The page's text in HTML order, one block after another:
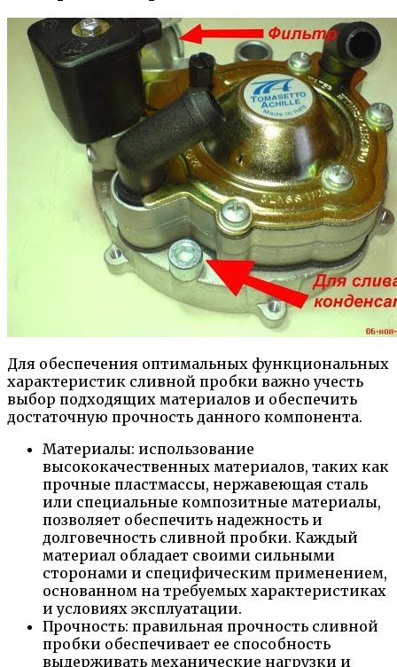
Для обеспечения оптимальных функциональных
характеристик сливной пробки важно учесть
выбор подходящих материалов и обеспечить
достаточную прочность данного компонента.
Материалы: использование
высококачественных материалов, таких как
прочные пластмассы, нержавеющая сталь
или специальные композитные материалы,
позволяет обеспечить надежность и
долговечность сливной пробки. Каждый
материал обладает своими сильными
сторонами и специфическим применением,
основанном на требуемых характеристиках
и условиях эксплуатации.
Прочность: правильная прочность сливной
пробки обеспечивает ее способность
выдерживать механические нагрузки и